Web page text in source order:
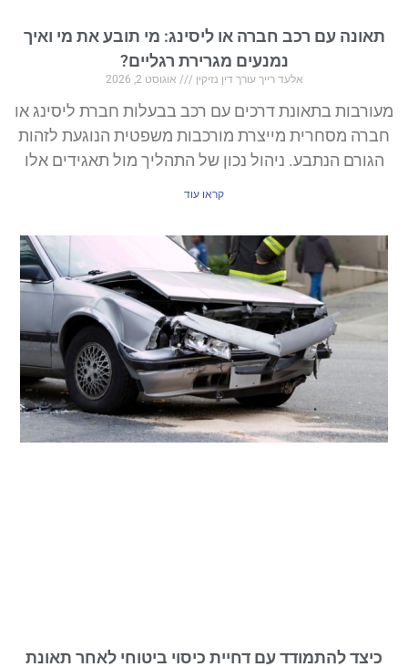
תאונה עם רכב חברה או ליסינג: מי תובע את מי ואיך
נמנעים מגרירת רגליים?
אלעד רייך עורך דין נזיקין אוגוסט 2, 2026
מעורבות בתאונת דרכים עם רכב בבעלות חברת ליסינג או
חברה מסחרית מייצרת מורכבות משפטית הנוגעת לזהות
הגורם הנתבע. ניהול נכון של התהליך מול תאגידים אלו
קראו עוד
כיצד להתמודד עם דחיית כיסוי ביטוחי לאחר תאונת